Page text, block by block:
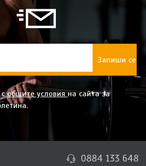
собщите условияна сайта за
0884 133 648